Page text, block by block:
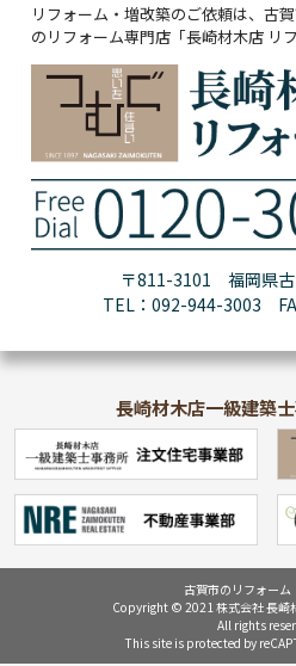
リフォーム・増改築のご依頼は、古
のリフォーム専門店「長崎材木店 リ
〒811-3101 福岡県
TEL：092-944-3003
長崎材木店一級建築
古賀市のリフォー
Copyright © 2021 株式会社 長崎
All rights
This site is protected by